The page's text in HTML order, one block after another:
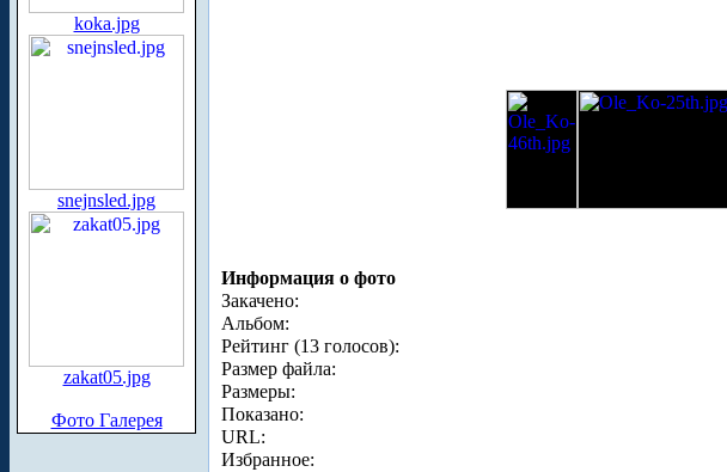
koka.jpg
snejnsled.jpg
zakat05.jpg
Фото Галерея
Информация о фото
Закачено:
Альбом:
Рейтинг (13 голосов):
Размер файла:
Размеры:
Показано:
URL:
Избранное: